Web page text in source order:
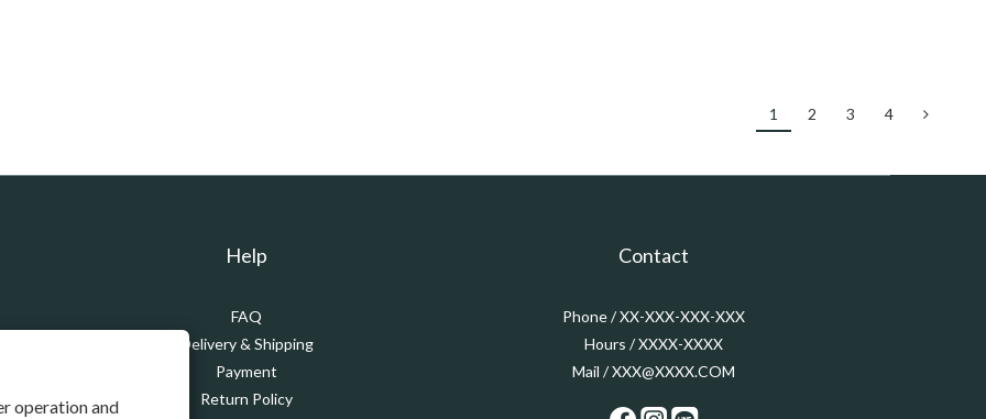
operation and
1 2 3 4
Help
FAQ
Delivery & Shipping
Payment
Return Policy
Contact
Phone / XX-XXX-XXX-XXX
Hours / XXXX-XXXX
Mail / XXX@XXXX.COM